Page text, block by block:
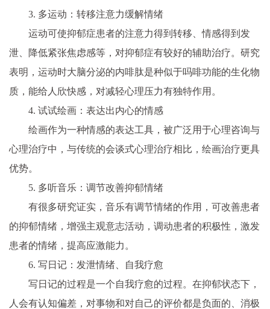
3. 多运动：转移注意力缓解情绪
运动可使抑郁症患者的注意力得到转移、情感得到发
泄、降低紧张焦虑感等，对抑郁症有较好的辅助治疗。研究
表明，运动时大脑分泌的内啡肽是种似于吗啡功能的生化物
质，能给人欣快感，对减轻心理压力有独特作用。
4. 试试绘画：表达出内心的情感
绘画作为一种情感的表达工具，被广泛用于心理咨询与
心理治疗中，与传统的会谈式心理治疗相比，绘画治疗更具
优势。
5. 多听音乐：调节改善抑郁情绪
有很多研究证实，音乐有调节情绪的作用，可改善患者
的抑郁情绪，增强主观意志活动，调动患者的积极性，激发
患者的情绪，提高应激能力。
6. 写日记：发泄情绪、自我疗愈
写日记的过程是一个自我疗愈的过程。在抑郁状态下，
人会有认知偏差，对事物和对自己的评价都是负面的、消极